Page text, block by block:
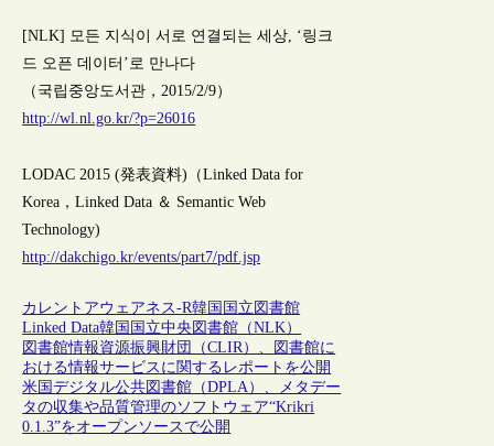
[NLK] 모든 지식이 서로 연결되는 세상, ‘링크
드 오픈 데이터’로 만나다
（국립중앙도서관，2015/2/9）
http://wl.nl.go.kr/?p=26016
LODAC 2015 (発表資料)（Linked Data for
Korea，Linked Data ＆ Semantic Web
Technology)
http://dakchigo.kr/events/part7/pdf.jsp
カレントアウェアネス-R韓国 国立図書館
Linked Data韓国国立中央図書館（NLK）
図書館情報資源振興財団（CLIR）、図書館に
おける情報サービスに関するレポートを公開
米国デジタル公共図書館（DPLA）、メタデー
タの収集や品質管理のソフトウェア“Krikri
0.1.3”をオープンソースで公開